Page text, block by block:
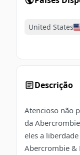
United States
Descrição
Atencioso não
da
eles a
Abercrombie &